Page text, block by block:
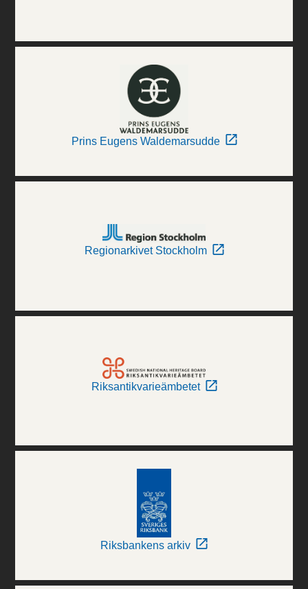
Prins Eugens Waldemarsudde
Regionarkivet Stockholm
Riksantikvarieämbetet
Riksbankens arkiv